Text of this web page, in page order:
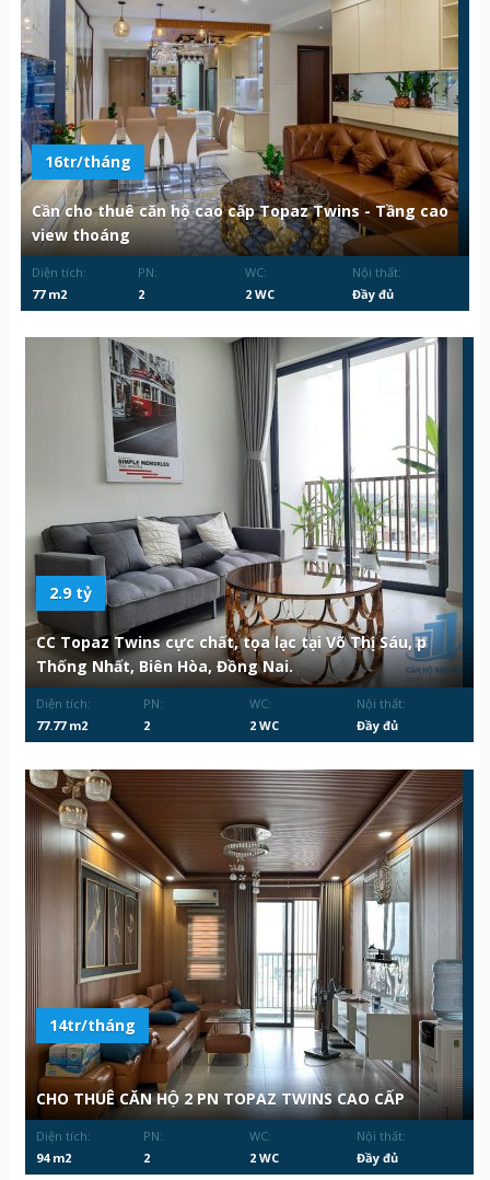
16tr/tháng
Cần cho thuê căn hộ cao cấp Topaz Twins - Tầng cao
view thoáng
Diện tích:
77 m2
PN:
2
WC:
2 WC
Nội thất:
Đầy đủ
2.9 tỷ
CC Topaz Twins cực chất, tọa lạc tại Võ Thị Sáu, p
Thống Nhất, Biên Hòa, Đồng Nai.
Diện tích:
77.77 m2
PN:
2
WC:
2 WC
Nội thất:
Đầy đủ
14tr/tháng
CHO THUÊ CĂN HỘ 2 PN TOPAZ TWINS CAO CẤP
Diện tích:
94 m2
PN:
2
WC:
2 WC
Nội thất:
Đầy đủ